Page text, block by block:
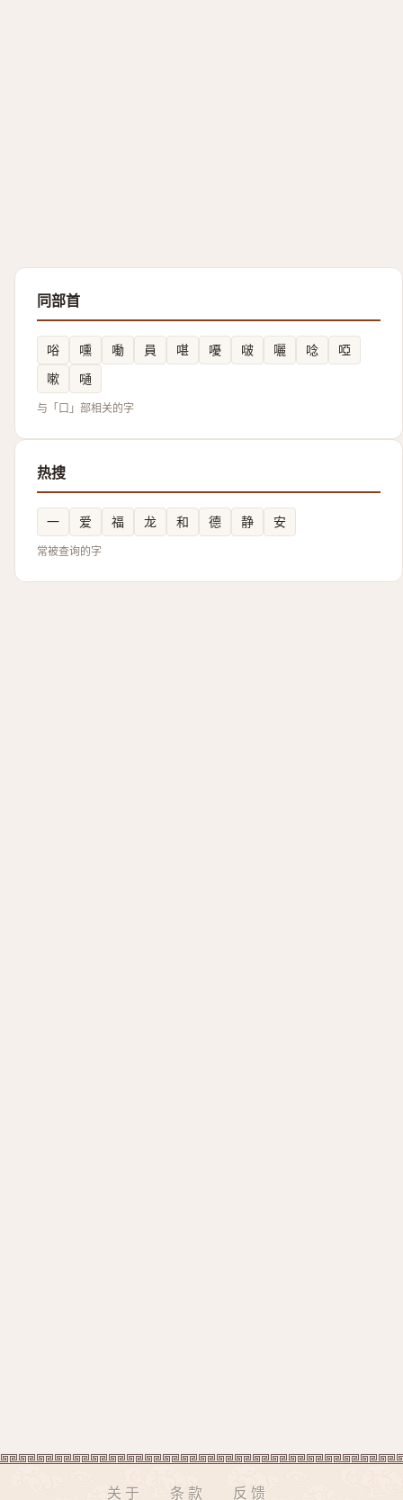
同部首
唂 嚑 㗢 員 啿 嚘 啵 囇 唸
啞
嗽
嗵
与「口」部相关的字
热搜
一 爱 福 龙 和 德 静 安
常被查询的字
关于 条款 反馈